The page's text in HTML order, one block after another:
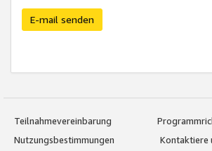
E-mail senden
Teilnahmevereinbarung
Nutzungsbestimmungen
Kontaktiere